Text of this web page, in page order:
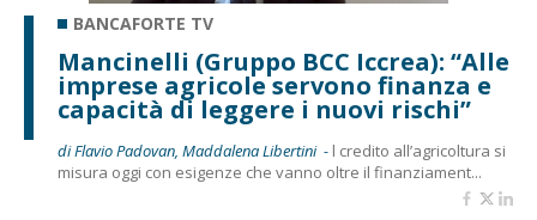
BANCAFORTE TV
Mancinelli (Gruppo BCC Iccrea): “Alle
imprese agricole servono finanza e
capacità di leggere i nuovi rischi”
di Flavio Padovan, Maddalena Libertini - l credito all’agricoltura si
misura oggi con esigenze che vanno oltre il finanziament...